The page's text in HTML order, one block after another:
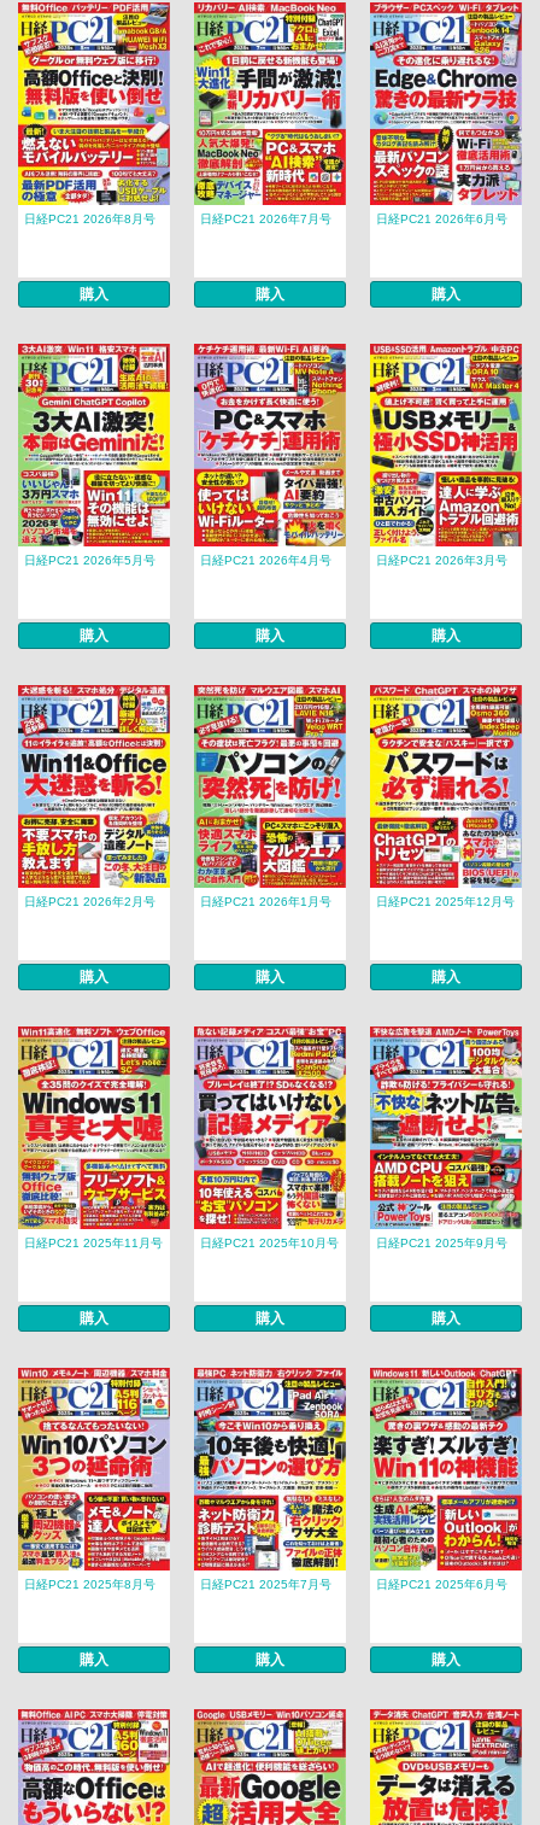
日経PC21 2026年8月号
購入
日経PC21 2026年7月号
購入
日経PC21 2026年6月号
購入
日経PC21 2026年5月号
購入
日経PC21 2026年4月号
購入
日経PC21 2026年3月号
購入
日経PC21 2026年2月号
購入
日経PC21 2026年1月号
購入
日経PC21 2025年12月号
購入
日経PC21 2025年11月号
購入
日経PC21 2025年10月号
購入
日経PC21 2025年9月号
購入
日経PC21 2025年8月号
購入
日経PC21 2025年7月号
購入
日経PC21 2025年6月号
購入